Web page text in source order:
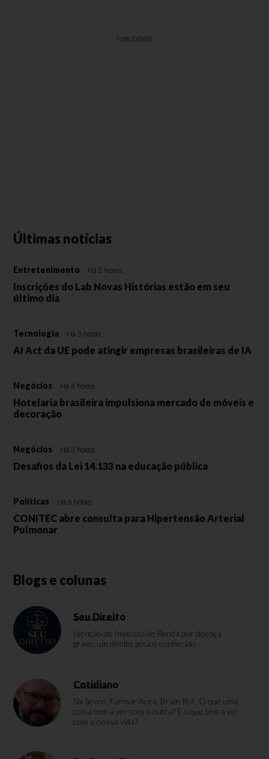
PUBLICIDADE
Últimas notícias
Entretenimento Há 2 horas
Inscrições do Lab Novas Histórias estão em seu
último dia
Tecnologia Há 3 horas
AI Act da UE pode atingir empresas brasileiras de IA
Negócios Há 4 horas
Hotelaria brasileira impulsiona mercado de móveis e
decoração
Negócios Há 5 horas
Desafios da Lei 14.133 na educação pública
Políticas Há 6 horas
CONITEC abre consulta para Hipertensão Arterial
Pulmonar
Blogs e colunas
Seu Direito
Isenção de Imposto de Renda por doença
grave: um direito pouco conhecido
Cotidiano
Six Seven, Farmar Aura, Brain Rot. O que uma
coisa tem a ver com a outra? E o que tem a ver
com a nossa vida?